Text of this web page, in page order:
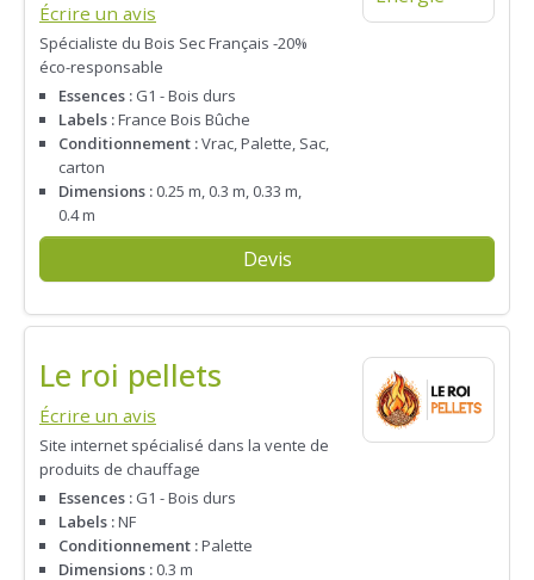
Écrire un avis
Spécialiste du Bois Sec Français -20%
éco-responsable
Essences : G1 - Bois durs
Labels :France Bois Bûche
Conditionnement :Vrac, Palette, Sac,
carton
Dimensions : 0.25 m, 0.3 m, 0.33 m,
0.4 m
Devis
Le roi pellets
Écrire un avis
Site internet spécialisé dans la vente de
produits de chauffage
Essences : G1 - Bois durs
Labels :NF
Conditionnement :Palette
Dimensions : 0.3 m